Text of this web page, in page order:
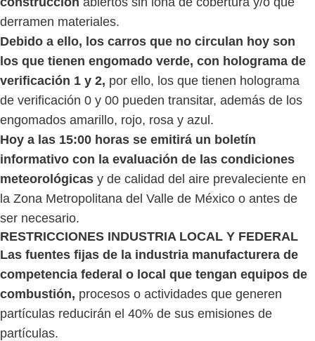
derramen materiales.
Debido a ello, los carros que no circulan hoy son
los que tienen engomado verde, con holograma de
verificación 1 y 2, por ello, los que tienen holograma
de verificación 0 y 00 pueden transitar, además de los
engomados amarillo, rojo, rosa y azul.
Hoy a las 15:00 horas se emitirá un boletín
informativo con la evaluación de las condiciones
meteorológicas y de calidad del aire prevaleciente en
la Zona Metropolitana del Valle de México o antes de
ser necesario.
RESTRICCIONES INDUSTRIA LOCAL Y FEDERAL
Las fuentes fijas de la industria manufacturera de
competencia federal o local que tengan equipos de
combustión, procesos o actividades que generen
partículas reducirán el 40% de sus emisiones de
partículas.